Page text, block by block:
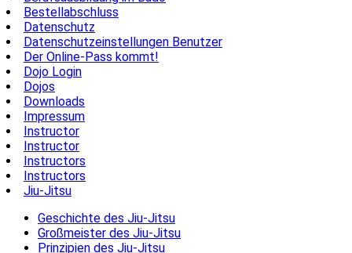
Bestellabschluss
Datenschutz
Datenschutzeinstellungen Benutzer
Der Online-Pass kommt!
Dojo Login
Dojos
Downloads
Impressum
Instructor
Instructor
Instructors
Instructors
Jiu-Jitsu
Geschichte des Jiu-Jitsu
Großmeister des Jiu-Jitsu
Prinzipien des Jiu-Jitsu